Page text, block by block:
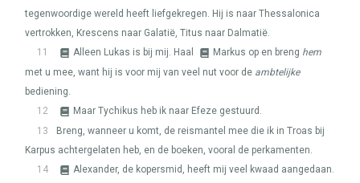
Filem.
vs.
24
tegenwoordige wereld heeft liefgekregen. Hij is naar Thessalonica
vertrokken, Krescens naar Galatië, Titus naar Dalmatië.
11
Alleen Lukas is bij mij. Haal
Filem.
vs.
Markus op en breng hem
met u mee, want hij is voor mij van veel nut voor de ambtelijke
bediening.
12
Maar Tychikus heb ik naar Efeze gestuurd.
13
Breng, wanneer u komt, de reismantel mee die ik in Troas bij
Karpus achtergelaten heb, en de boeken, vooral de perkamenten.
14
Alexander, de kopersmid, heeft mij veel kwaad aangedaan.